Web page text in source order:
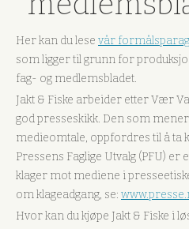
Her kan du lese vår
som ligger til grunn for
fag- og medlemsbladet.
Jakt & Fiske arbeider etter Vær
god presseskikk. Den som
medieomtale, oppfordres til å ta
Pressens Faglige Utvalg (PFU)
klager mot mediene i
om klageadgang, se:
Hvor kan du kjøpe Jakt & Fiske i